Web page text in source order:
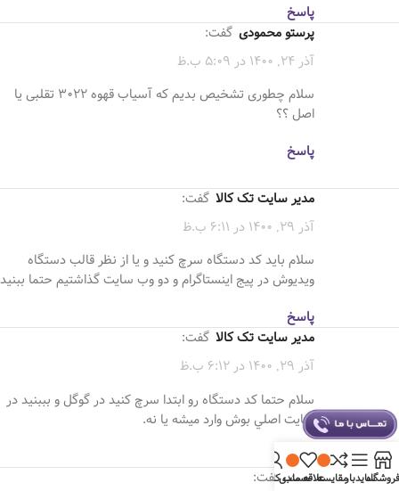
پاسخ
پرستو محمودی گفت:
آذر 24, 1400 در 5:09 ب.ظ
سلام چطوری تشخیص بدیم که آسیاب قهوه ۳۰۲۲ تقلبی یا
اصل ؟؟
پاسخ
مدیر سایت تک کالا گفت:
آذر 29, 1400 در 6:11 ب.ظ
سلام بايد كد دستگاه سرچ كنيد و يا از نظر قالب دستگاه
ويديوش در پيج اينستاگرام و دو وب سايت گذاشتيم حتما ببنيد
پاسخ
مدیر سایت تک کالا گفت:
آذر 29, 1400 در 6:12 ب.ظ
سلام حتما كد دستگاه رو ابتدا سرچ كنيد در گوگل و بببنيد در
سايت اصلي بوش وارد ميشه يا نه.
پاسخ
اکبری گفت: فروشگاهسایدبارمقایسهعلاقه مندی
حساب کاربری من